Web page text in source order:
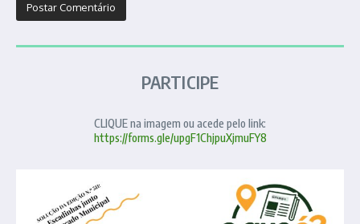
PARTICIPE
CLIQUE na imagem ou acede pelo link:
https://forms.gle/upgF1ChjpuXjmuFY8